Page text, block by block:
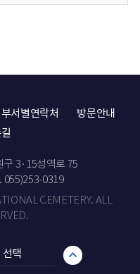
부서별연락처
방문안내
구 3·15성역로 75
055)253-0319
CEMETERY. ALL
택